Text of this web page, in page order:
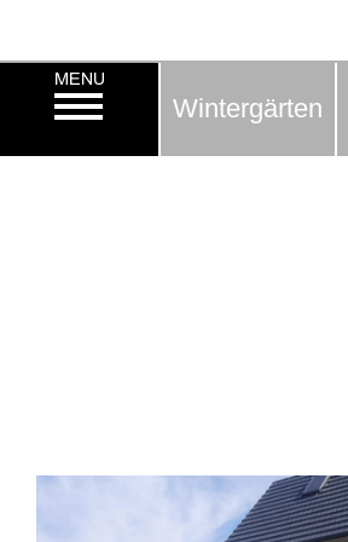
Wintergärten